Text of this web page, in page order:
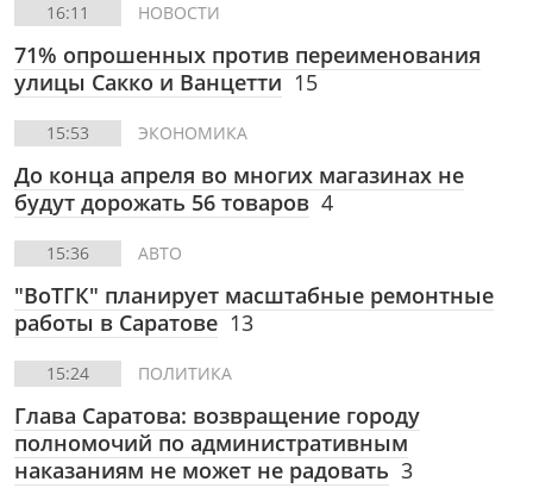
16:11 НОВОСТИ
71% опрошенных против переименования
улицы Сакко и Ванцетти 15
15:53 ЭКОНОМИКА
До конца апреля во многих магазинах не
будут дорожать 56 товаров 4
15:36 АВТО
"ВоТГК" планирует масштабные ремонтные
работы в Саратове 13
15:24 ПОЛИТИКА
Глава Саратова: возвращение городу
полномочий по административным
наказаниям не может не радовать 3